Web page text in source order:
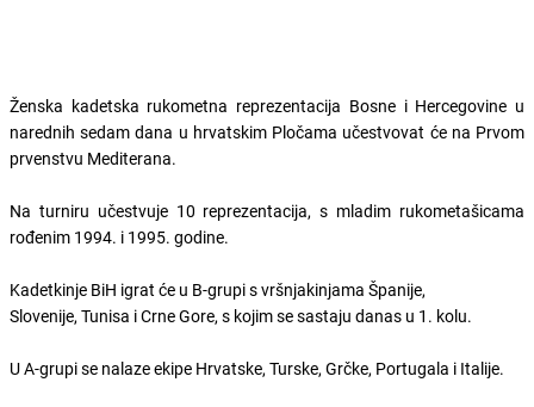
Ženska kadetska rukometna reprezentacija Bosne i Hercegovine u
narednih sedam dana u hrvatskim Pločama učestvovat će na Prvom
prvenstvu Mediterana.
Na turniru učestvuje 10 reprezentacija, s mladim rukometašicama
rođenim 1994. i 1995. godine.
Kadetkinje BiH igrat će u B-grupi s vršnjakinjama Španije,
Slovenije, Tunisa i Crne Gore, s kojim se sastaju danas u 1. kolu.
U A-grupi se nalaze ekipe Hrvatske, Turske, Grčke, Portugala i Italije.